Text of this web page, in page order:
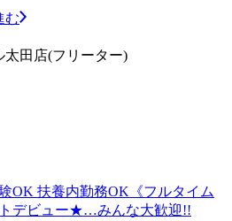
む
太田店(フリーター)
OK 扶養内勤務OK《フルタイム
デビュー★…みんな大歓迎!!